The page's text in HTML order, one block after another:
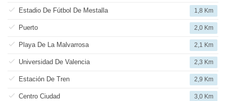
Estadio De Fútbol De Mestalla 1,8 Km
Puerto 2,0 Km
Playa De La Malvarrosa 2,1 Km
Universidad De Valencia 2,3 Km
Estación De Tren 2,9 Km
Centro Ciudad 3,0 Km